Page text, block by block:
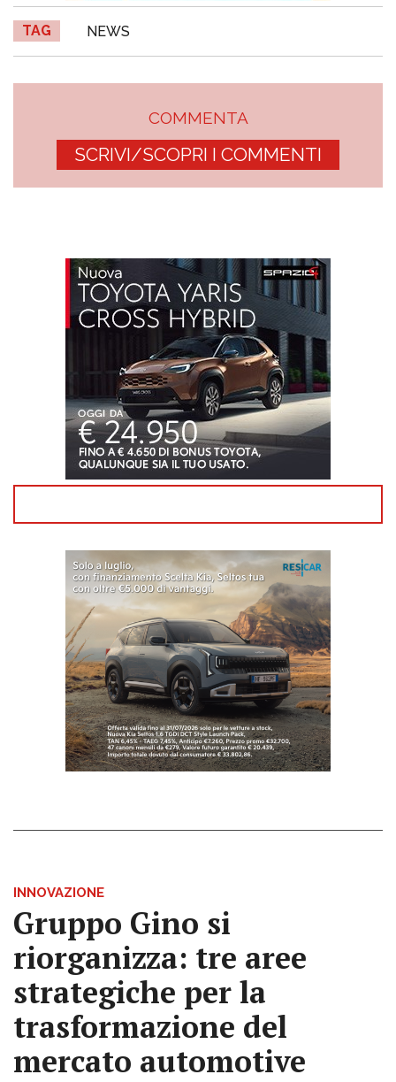
TAG NEWS
COMMENTA
SCRIVI/SCOPRI I COMMENTI
INNOVAZIONE
Gruppo Gino si
riorganizza: tre aree
strategiche per la
trasformazione del
mercato automotive